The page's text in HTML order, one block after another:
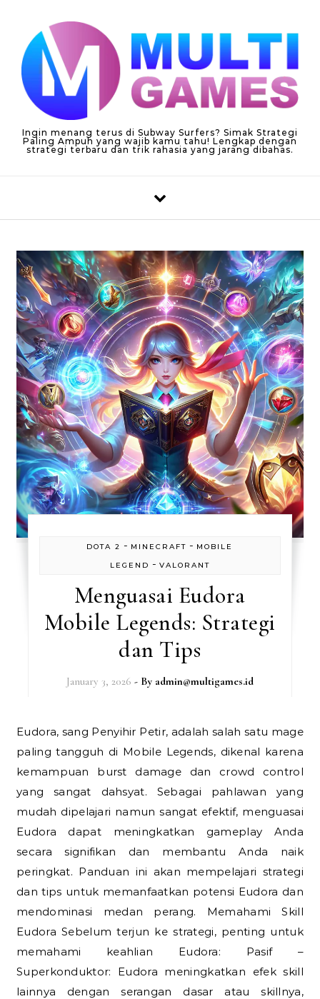
Ingin menang terus di Subway Surfers? Simak Strategi
Paling Ampuh yang wajib kamu tahu! Lengkap dengan
strategi terbaru dan trik rahasia yang jarang dibahas.
DOTA 2 - MINECRAFT - MOBILE
LEGEND - VALORANT
Menguasai Eudora
Mobile Legends: Strategi
dan Tips
January 3, 2026 - By admin@multigames.id
Eudora, sang Penyihir Petir, adalah salah satu mage
paling tangguh di Mobile Legends, dikenal karena
kemampuan burst damage dan crowd control
yang sangat dahsyat. Sebagai pahlawan yang
mudah dipelajari namun sangat efektif, menguasai
Eudora dapat meningkatkan gameplay Anda
secara signifikan dan membantu Anda naik
peringkat. Panduan ini akan mempelajari strategi
dan tips untuk memanfaatkan potensi Eudora dan
mendominasi medan perang. Memahami Skill
Eudora Sebelum terjun ke strategi, penting untuk
memahami keahlian Eudora: Pasif –
Superkonduktor: Eudora meningkatkan efek skill
lainnya dengan serangan dasar atau skillnya,